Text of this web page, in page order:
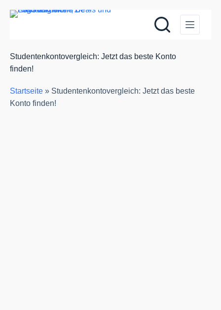
Zum
Studentenkontovergleich: Jetzt das beste Konto
finden!
Startseite » Studentenkontovergleich: Jetzt das beste
Konto finden!